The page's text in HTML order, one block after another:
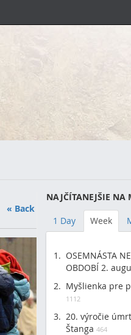
« Back
NAJČÍTANEJŠIE NA
1 Day Week
OSEMNÁSTA
OBDOBÍ 2.
Myšlienka pre
1112
20. výročie
Štanga 464